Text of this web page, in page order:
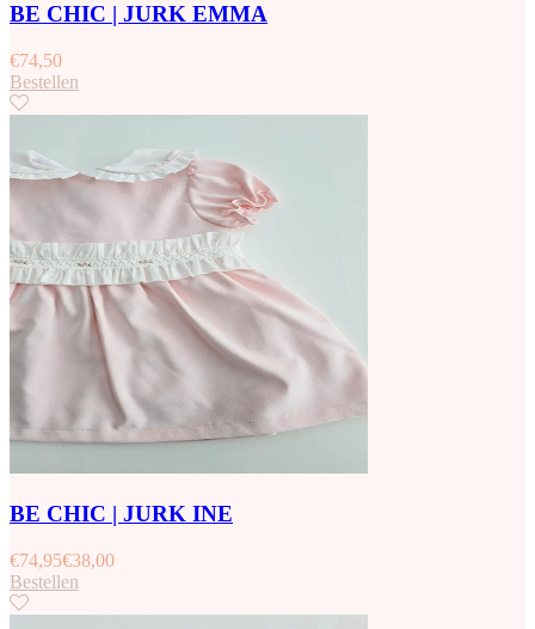
BE CHIC | JURK EMMA
€74,50
Bestellen
BE CHIC | JURK INE
€74,95€38,00
Bestellen